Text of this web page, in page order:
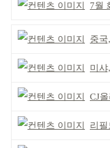
7월
중국,
미샤,
CJ올
리필